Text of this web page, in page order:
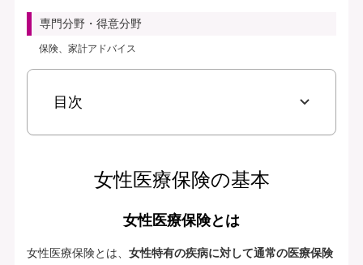
専門分野・得意分野
保険、家計アドバイス
目次
女性医療保険の基本
女性医療保険とは
女性医療保険とは、 女性特有の疾病に対して通常の医療保険